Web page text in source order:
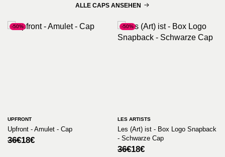
ALLE CAPS ANSEHEN
-50%
UPFRONT
Upfront - Amulet - Cap
36€
Ursprünglicher
18€
Aktueller
-50%
LES ARTISTS
Les (Art) ist - Box Logo Snapback
- Schwarze Cap
36€
Ursprünglicher
18€
Aktueller